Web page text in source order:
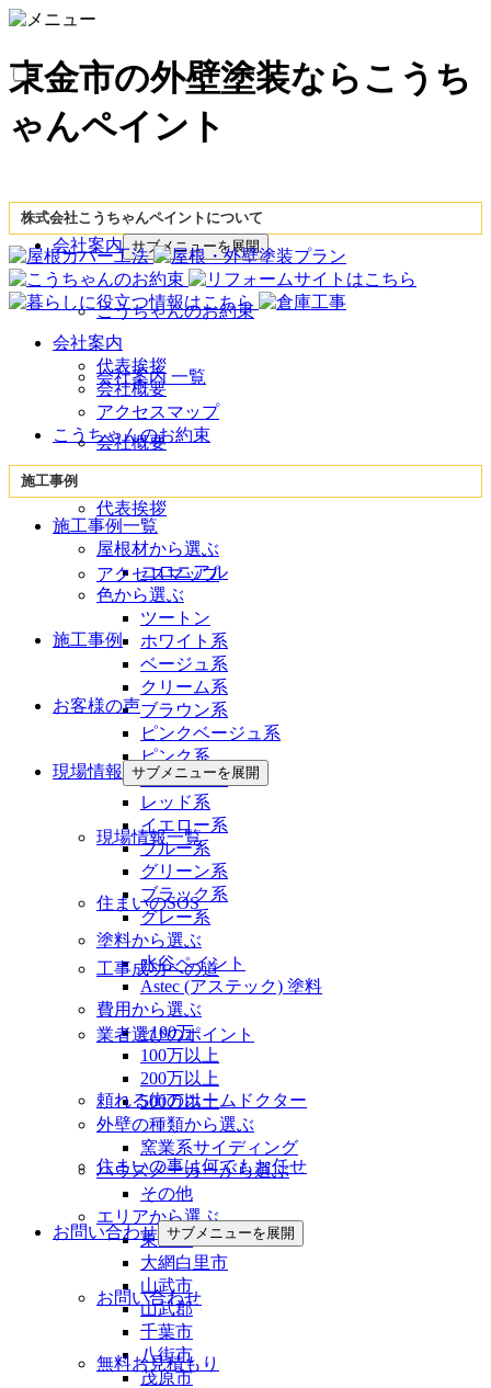
東金市の外壁塗装ならこうち
ゃんペイント
会社案内 サブメニューを展開
こうちゃんのお約束
会社案内 一覧
会社概要
代表挨拶
アクセスマップ
施工事例
お客様の声
現場情報 サブメニューを展開
現場情報一覧
住まいのSOS
工事成功への道
業者選びのポイント
頼れる街のホームドクター
住まいの事は何でもお任せ
お問い合わせ サブメニューを展開
お問い合わせ
無料お見積もり
株式会社こうちゃんペイントについて
会社案内
代表挨拶
会社概要
アクセスマップ
こうちゃんのお約束
施工事例
施工事例一覧
屋根材から選ぶ
コロニアル
色から選ぶ
ツートン
ホワイト系
ベージュ系
クリーム系
ブラウン系
ピンクベージュ系
ピンク系
オレンジ系
レッド系
イエロー系
ブルー系
グリーン系
ブラック系
グレー系
塗料から選ぶ
水谷ペイント
Astec (アステック) 塗料
費用から選ぶ
~100万
100万以上
200万以上
500万以上
外壁の種類から選ぶ
窯業系サイディング
ハウスメーカーから選ぶ
その他
エリアから選ぶ
東金市
大網白里市
山武市
山武郡
千葉市
八街市
茂原市